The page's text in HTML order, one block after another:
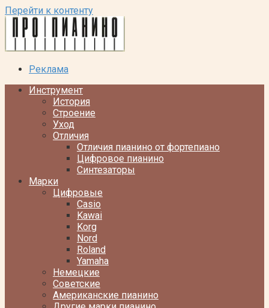
Перейти к контенту
Реклама
Инструмент
История
Строение
Уход
Отличия
Отличия пианино от фортепиано
Цифровое пианино
Синтезаторы
Марки
Цифровые
Casio
Kawai
Korg
Nord
Roland
Yamaha
Немецкие
Советские
Американские пианино